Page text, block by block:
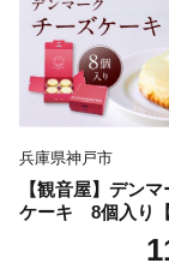
兵庫県神戸市
【観音屋】デン
ケーキ 8個入り
ーズケーキ 人気
すすめスイーツ